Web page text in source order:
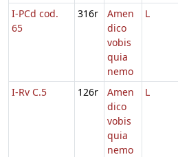
I-PCd cod.
65
316r
Amen
dico
vobis
quia
nemo
L
I-Rv C.5 126r
Amen
dico
vobis
quia
nemo
L